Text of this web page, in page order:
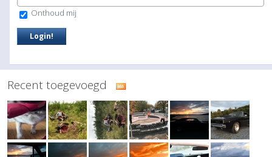
Onthoud mij
Recent toegevoegd